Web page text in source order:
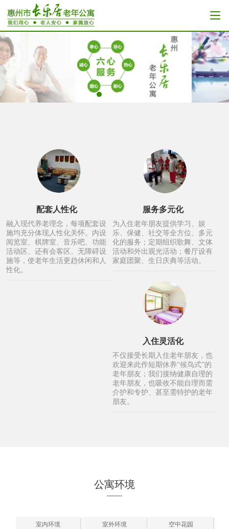
配套人性化
融入现代养老理念，每项配套设
施均充分体现人性化关怀。内设
阅览室、棋牌室、音乐吧、功能
活动区、还有会客区、无障碍设
施等，使老年生活更趋休闲和人
性化。
服务多元化
为入住老年朋友提供学习、娱
乐、保健、社交等全方位、多元
化的服务；定期组织歌舞、文体
活动和外出观光活动；餐厅设有
家庭团聚、生日庆典等活动。
入住灵活化
不仅接受长期入住老年朋友，也
欢迎来此作短期休养“候鸟式”的
老年朋友；我们接纳健康自理的
老年朋友，也吸收不能自理而需
介护和专护、甚至需特护的老年
朋友。
公寓环境
室内环境 室外环境 空中花园